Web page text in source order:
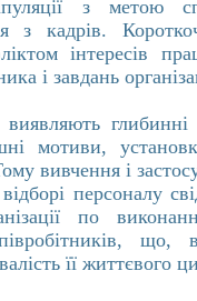
з метою
з кадрів.
інтересів
і завдань
глибинні
мотиви,
вивчення і
персоналу
по
її життєвого